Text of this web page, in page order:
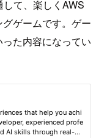
て、楽しくAWS
ゲームです。ゲー
た内容になってい